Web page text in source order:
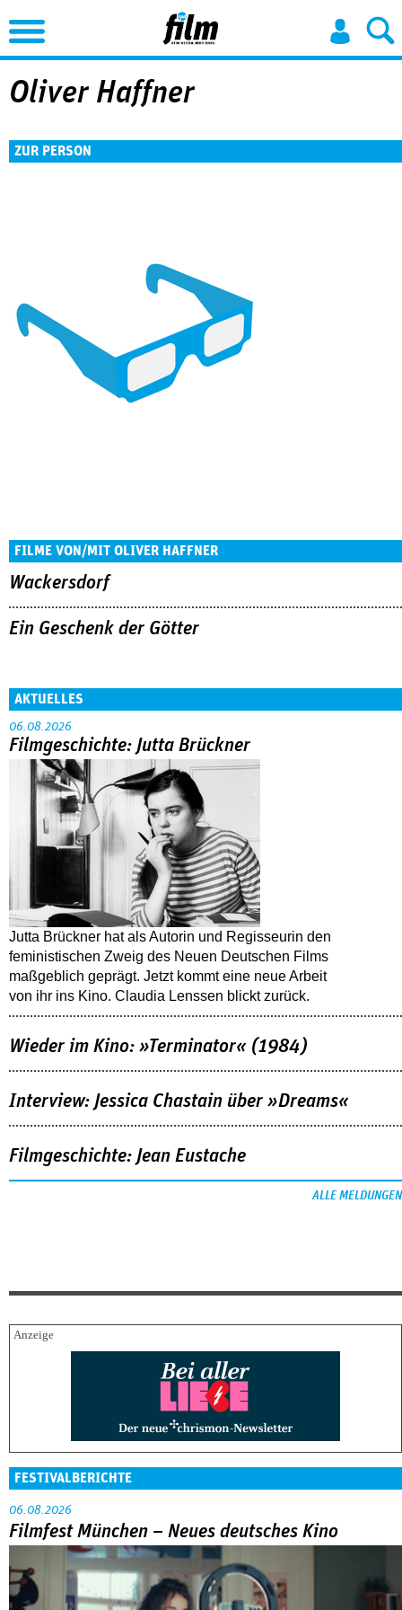
Jump to Navigation
Oliver Haffner
ZUR PERSON
FILME VON/MIT OLIVER HAFFNER
Wackersdorf
Ein Geschenk der Götter
AKTUELLES
06.08.2026
Filmgeschichte: Jutta Brückner
Jutta Brückner hat als Autorin und Regisseurin den
feministischen Zweig des Neuen Deutschen Films
maßgeblich geprägt. Jetzt kommt eine neue Arbeit
von ihr ins Kino. Claudia Lenssen blickt zurück.
Wieder im Kino: »Terminator« (1984)
Interview: Jessica Chastain über »Dreams«
Filmgeschichte: Jean Eustache
ALLE MELDUNGEN
FESTIVALBERICHTE
06.08.2026
Filmfest München – Neues deutsches Kino